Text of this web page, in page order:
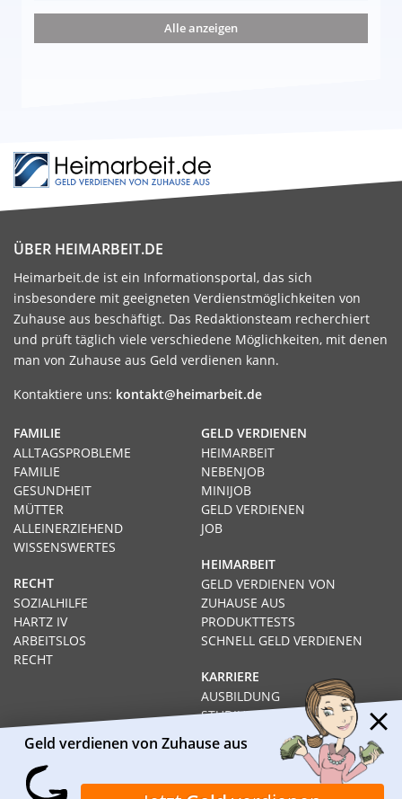
die 15 besten Möglichkeiten
Alle anzeigen
ÜBER HEIMARBEIT.DE
Heimarbeit.de ist ein Informationsportal, das sich
insbesondere mit geeigneten Verdienstmöglichkeiten von
Zuhause aus beschäftigt. Das Redaktionsteam recherchiert
und prüft täglich viele verschiedene Möglichkeiten, mit denen
man von Zuhause aus Geld verdienen kann.
Kontaktiere uns: kontakt@heimarbeit.de
GELD VERDIENEN
HEIMARBEIT
NEBENJOB
MINIJOB
GELD VERDIENEN
JOB
HEIMARBEIT
GELD VERDIENEN VON
ZUHAUSE AUS
PRODUKTTESTS
SCHNELL GELD VERDIENEN
KARRIERE
AUSBILDUNG
STUDIUM
FERNSTUDIUM
GEHÄLTER
FAMILIE
ALLTAGSPROBLEME
FAMILIE
GESUNDHEIT
MÜTTER
ALLEINERZIEHEND
WISSENSWERTES
RECHT
SOZIALHILFE
HARTZ IV
ARBEITSLOS
RECHT
Impressum Datenschutz Kontakt Über Heimarbeit.de
Geld verdienen von Zuhause aus